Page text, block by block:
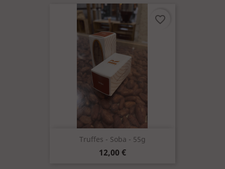
Truffes - Soba - 55g
Prix
12,00 €
favorite_border